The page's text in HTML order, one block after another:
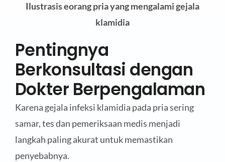
Ilustrasis eorang pria yang mengalami gejala
klamidia
Pentingnya
Berkonsultasi dengan
Dokter Berpengalaman
Karena gejala infeksi klamidia pada pria sering
samar, tes dan pemeriksaan medis menjadi
langkah paling akurat untuk memastikan
penyebabnya.